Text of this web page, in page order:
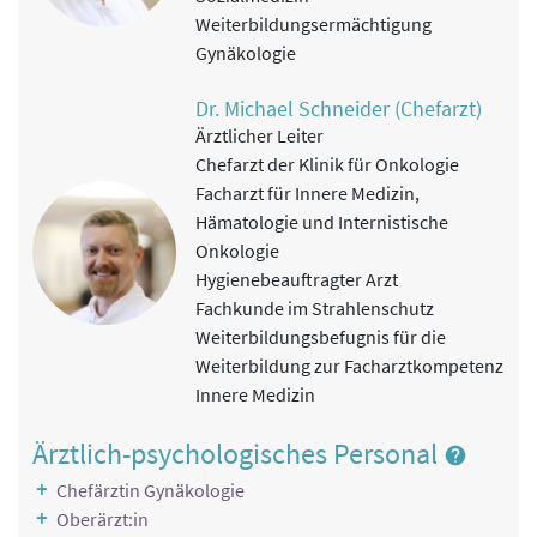
Finger, Mamma, PNP beider Hände und Füße, kognitives
Training, Arbeitsplatztherapie...)
Einzel- und Gruppengespräche, spezielle
psychoonkologische Rehabilitation (SPOR), PIKE, Beratung
von Angehörigen, Entspannungstherapien
Reha-Pflege
Betreuung durch sehr spezialisierten Pflegedienst
(onkologische Fachschwester, Stomatherapeuten,
Wundmanager...)
Physikalische Therapie
Hydrotherapie, Elektrotherapie, Wärmetherapie,
Kältetherapie, physiotherapeutische Maßnahmen z. B.:
Rekreationstherapie
Stärkung, Erholung und Verbesserung sozialer
Kompetenzen u.a. durch ergänzende Freizeitangebote
Weiterbildungsermächtigung
Gynäkologie
Dr. Michael Schneider (Chefarzt)
Ärztlicher Leiter
Chefarzt der Klinik für Onkologie
Facharzt für Innere Medizin,
Hämatologie und Internistische
Onkologie
Hygienebeauftragter Arzt
Fachkunde im Strahlenschutz
Weiterbildungsbefugnis für die
Weiterbildung zur Facharztkompetenz
Innere Medizin
Ärztlich-psychologisches Personal
Chefärztin Gynäkologie
Oberärzt:in